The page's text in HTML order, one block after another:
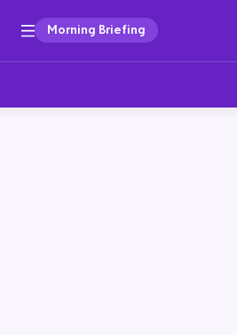
Morning Briefing